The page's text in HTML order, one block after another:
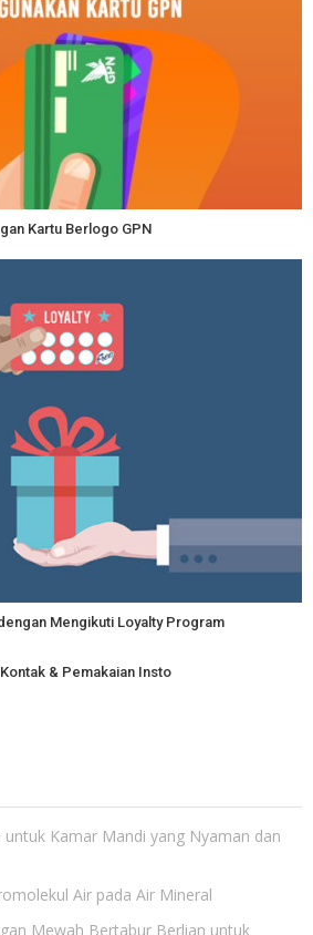
Kartu Berlogo GPN
Mengikuti Loyalty Program
& Pemakaian Insto
Kamar Mandi yang Nyaman dan
Air pada Air Mineral
Mewah Bertabur Berlian untuk